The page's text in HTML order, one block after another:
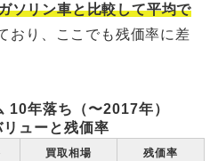
ソリン車と比較して平均で
おり、ここでも残価率に差
10年落ち（〜2017年）
リューと残価率
買取相場 残価率